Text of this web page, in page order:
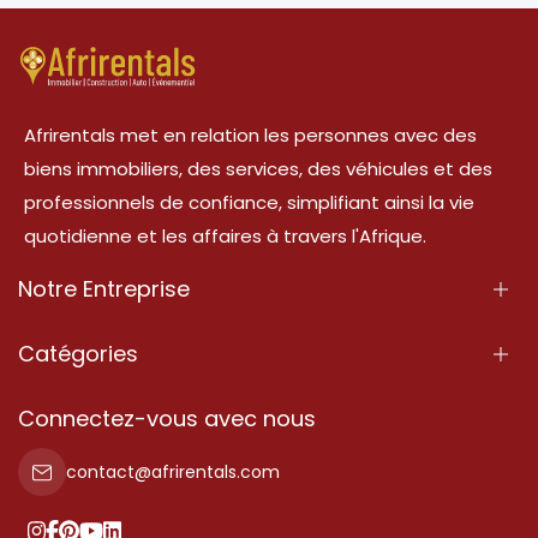
Afrirentals met en relation les personnes avec des
biens immobiliers, des services, des véhicules et des
professionnels de confiance, simplifiant ainsi la vie
quotidienne et les affaires à travers l'Afrique.
Notre Entreprise
À Propos
Conditions d'Utilisation
Politique de Confidentialité
Catégories
Propriété
Propriété à vendre
Propriété à louer
Connectez-vous avec nous
contact@afrirentals.com